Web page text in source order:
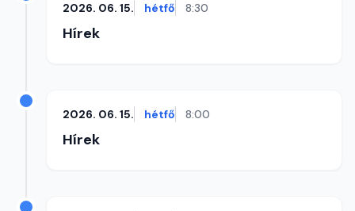
2026. 06. 15. hétfő 8:30
Hírek
2026. 06. 15. hétfő 8:00
Hírek